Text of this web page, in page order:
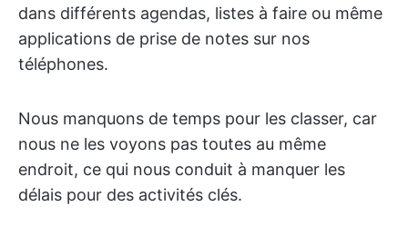
dans différents agendas, listes à faire ou même
applications de prise de notes sur nos
téléphones.
Nous manquons de temps pour les classer, car
nous ne les voyons pas toutes au même
endroit, ce qui nous conduit à manquer les
délais pour des activités clés.